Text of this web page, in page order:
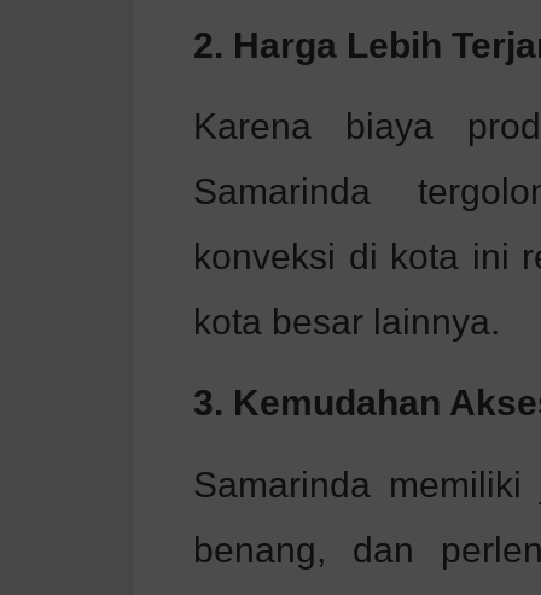
2. Harga Lebih
Karena biaya
Samarinda
konveksi di kota ini
kota besar lainnya.
3. Kemudahan
Samarinda
benang, dan